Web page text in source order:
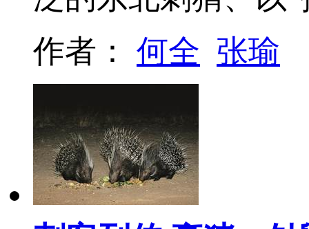
作者： 何全 张瑜